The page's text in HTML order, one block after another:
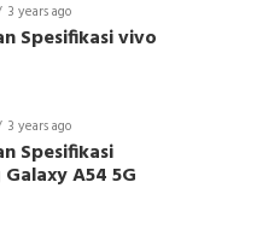
3 years ago
Spesifikasi vivo
3 years ago
Spesifikasi
Galaxy A54 5G